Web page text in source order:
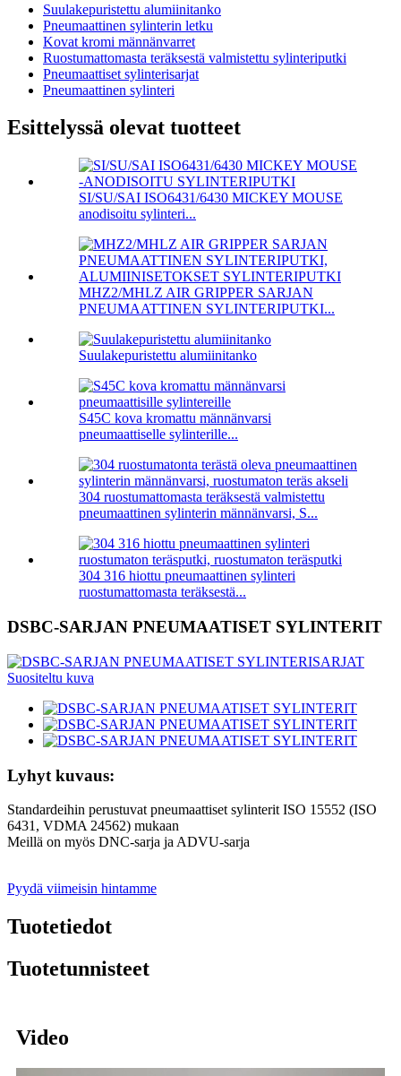
Suulakepuristettu alumiinitanko
Pneumaattinen sylinterin letku
Kovat kromi männänvarret
Ruostumattomasta teräksestä valmistettu sylinteriputki
Pneumaattiset sylinterisarjat
Pneumaattinen sylinteri
Esittelyssä olevat tuotteet
SI/SU/SAI ISO6431/6430 MICKEY MOUSE
anodisoitu sylinteri...
MHZ2/MHLZ AIR GRIPPER SARJAN
PNEUMAATTINEN SYLINTERIPUTKI...
Suulakepuristettu alumiinitanko
S45C kova kromattu männänvarsi
pneumaattiselle sylinterille...
304 ruostumattomasta teräksestä valmistettu
pneumaattinen sylinterin männänvarsi, S...
304 316 hiottu pneumaattinen sylinteri
ruostumattomasta teräksestä...
DSBC-SARJAN PNEUMAATISET SYLINTERIT
Lyhyt kuvaus:
Standardeihin perustuvat pneumaattiset sylinterit ISO 15552 (ISO
6431, VDMA 24562) mukaan
Meillä on myös DNC-sarja ja ADVU-sarja
Pyydä viimeisin hintamme
Tuotetiedot
Tuotetunnisteet
Video